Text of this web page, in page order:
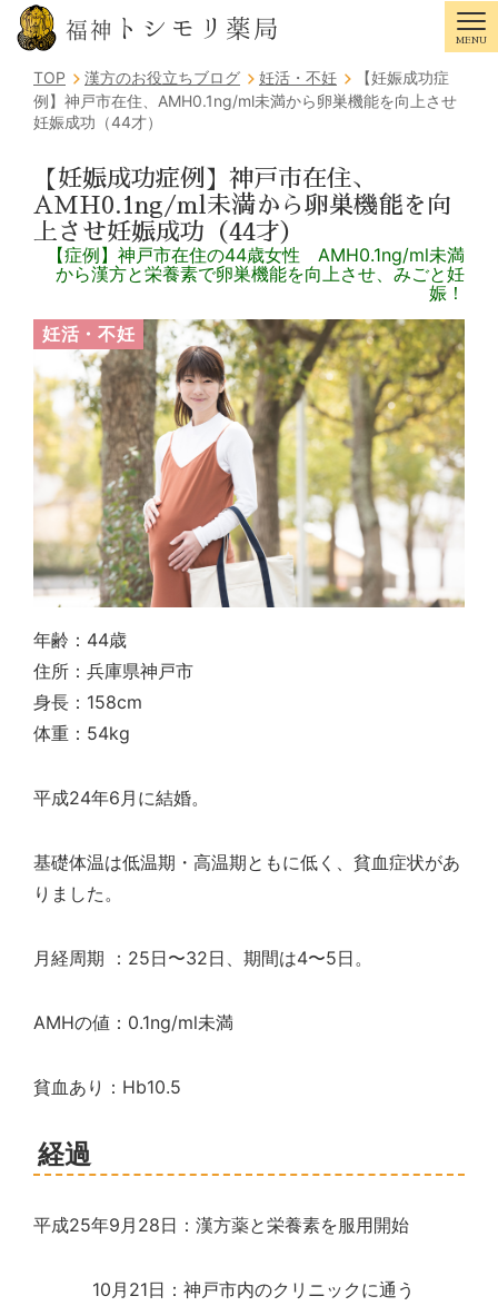
福神 トシモリ薬局 MENU
TOP
漢方のお役立ちブログ 妊活・不妊
【妊娠成功症
例】神戸市在住、AMH0.1ng/ml未満から卵巣機能を向上させ
妊娠成功（44才）
【妊娠成功症例】神戸市在住、
AMH0.1ng/ml未満から卵巣機能を向
上させ妊娠成功（44才）
【症例】神戸市在住の44歳女性 AMH0.1ng/ml未満
から漢方と栄養素で卵巣機能を向上させ、みごと妊
娠！
妊活・不妊
年齢：44歳
住所：兵庫県神戸市
身長：158cm
体重：54kg
平成24年6月に結婚。
基礎体温は低温期・高温期ともに低く、貧血症状があ
りました。
月経周期 ：25日〜32日、期間は4〜5日。
AMHの値：0.1ng/ml未満
貧血あり：Hb10.5
経過
平成25年9月28日：漢方薬と栄養素を服用開始
10月21日：神戸市内のクリニックに通う